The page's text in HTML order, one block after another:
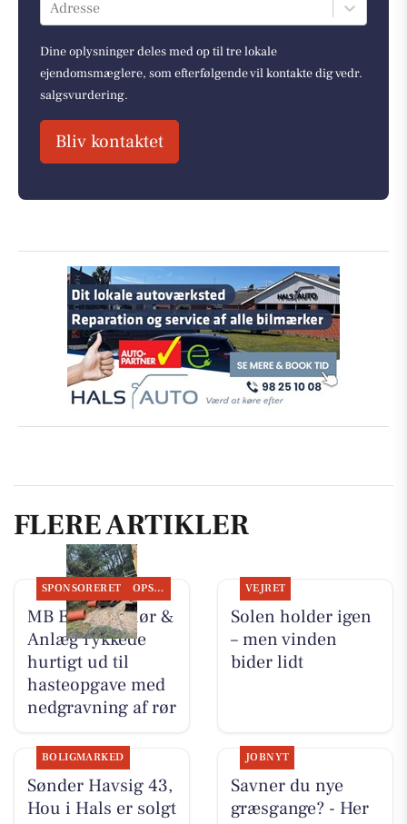
Adresse
Dine oplysninger deles med op til tre lokale
ejendomsmæglere, som efterfølgende vil kontakte dig vedr.
salgsvurdering.
Bliv kontaktet
FLERE ARTIKLER
SPONSORERET OPSLAGSTAVLEN
MB Entreprenør &
Anlæg rykkede
hurtigt ud til
hasteopgave med
nedgravning af rør
VEJRET
Solen holder igen
– men vinden
bider lidt
BOLIGMARKED
Sønder Havsig 43,
Hou i Hals er solgt
JOBNYT
Savner du nye
græsgange? - Her